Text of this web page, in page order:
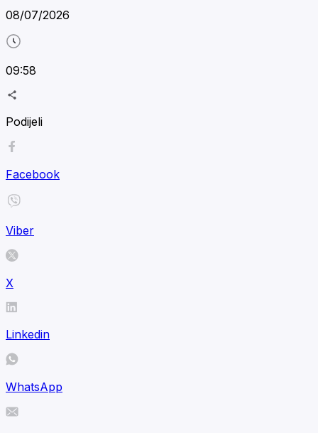
08/07/2026
09:58
Podijeli
Facebook
Viber
X
Linkedin
WhatsApp